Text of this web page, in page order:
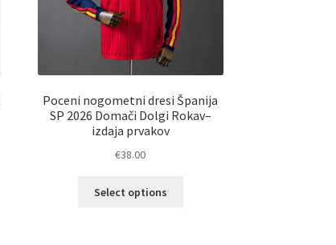
Poceni nogometni dresi Španija
SP 2026 Domači Dolgi Rokav–
izdaja prvakov
€38.00
Select options